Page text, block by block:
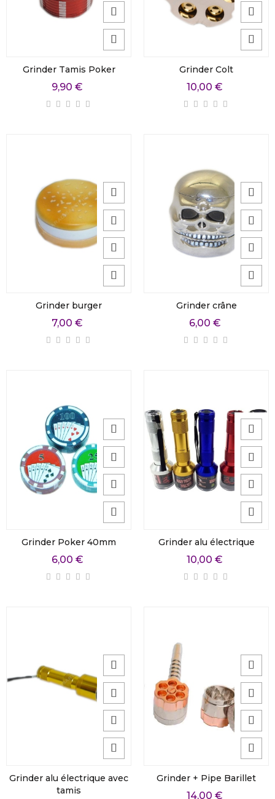
Grinder Tamis Poker
9,90 €
Grinder Colt
10,00 €
Grinder burger
7,00 €
Grinder crâne
6,00 €
Grinder Poker 40mm
6,00 €
Grinder alu électrique
10,00 €
Grinder alu électrique avec
tamis
Grinder + Pipe Barillet
14,00 €